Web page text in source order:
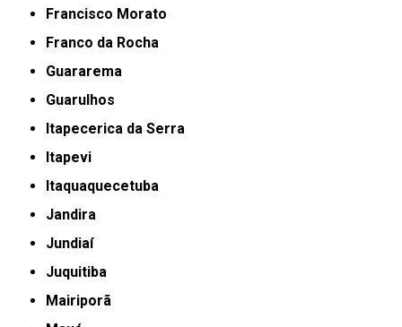
Francisco Morato
Franco da Rocha
Guararema
Guarulhos
Itapecerica da Serra
Itapevi
Itaquaquecetuba
Jandira
Jundiaí
Juquitiba
Mairiporã